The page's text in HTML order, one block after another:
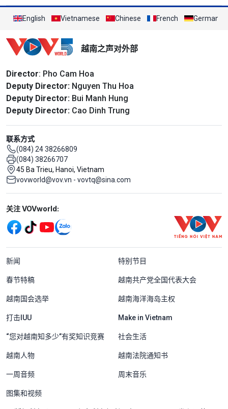
English Vietnamese Chinese French German
越南之声对外部
Director: Pho Cam Hoa
Deputy Director: Nguyen Thu Hoa
Deputy Director: Bui Manh Hung
Deputy Director: Cao Dinh Trung
联系方式
(084) 24 38266809
(084) 38266707
45 Ba Trieu, Hanoi, Vietnam
vovworld@vov.vn - vovtq@sina.com
Mạng xã hội
关注 VOVworld:
Menu footer tiếng Trung Quốc
新闻 特别节目
春节特稿 越南共产党全国代表大会
越南国会选举 越南海洋海岛主权
打击IUU Make in Vietnam
“您对越南知多少”有奖知识竞赛 社会生活
越南人物 越南法院通知书
一周音频 周末音乐
图集和视频